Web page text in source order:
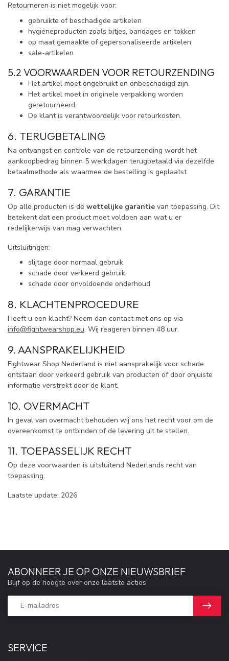
Retourneren is niet mogelijk voor:
gebruikte of beschadigde artikelen
hygiëneproducten zoals bitjes, bandages en tokken
op maat gemaakte of gepersonaliseerde artikelen
sale-artikelen
5.2 VOORWAARDEN VOOR RETOURZENDING
Het artikel moet ongebruikt en onbeschadigd zijn.
Het artikel moet in originele verpakking worden
geretourneerd.
De klant is verantwoordelijk voor retourkosten.
6. TERUGBETALING
Na ontvangst en controle van de retourzending wordt het
aankoopbedrag binnen 5 werkdagen terugbetaald via dezelfde
betaalmethode als waarmee de bestelling is geplaatst.
7. GARANTIE
Op alle producten is de wettelijke garantie van toepassing. Dit
betekent dat een product moet voldoen aan wat u er
redelijkerwijs van mag verwachten.
Uitsluitingen:
slijtage door normaal gebruik
schade door verkeerd gebruik
schade door onvoldoende onderhoud
8. KLACHTENPROCEDURE
Heeft u een klacht? Neem dan contact met ons op via
info@fightwearshop.eu. Wij reageren binnen 48 uur.
9. AANSPRAKELIJKHEID
Fightwear Shop Nederland is niet aansprakelijk voor schade
ontstaan door verkeerd gebruik van producten of door onjuiste
informatie verstrekt door de klant.
10. OVERMACHT
In geval van overmacht behouden wij ons het recht voor om de
overeenkomst te ontbinden of de levering uit te stellen.
11. TOEPASSELIJK RECHT
Op deze voorwaarden is uitsluitend Nederlands recht van
toepassing.
Laatste update: 2026
SERVICE
ABONNEER JE OP ONZE NIEUWSBRIEF
Blijf op de hoogte over onze laatste acties